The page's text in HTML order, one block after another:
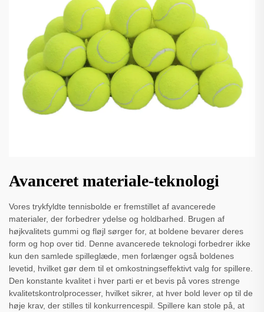
Avanceret materiale-teknologi
Vores trykfyldte tennisbolde er fremstillet af avancerede
materialer, der forbedrer ydelse og holdbarhed. Brugen af ​​
højkvalitets gummi og fløjl sørger for, at boldene bevarer deres
form og hop over tid. Denne avancerede teknologi forbedrer ikke
kun den samlede spilleglæde, men forlænger også boldenes
levetid, hvilket gør dem til et omkostningseffektivt valg for spillere.
Den konstante kvalitet i hver parti er et bevis på vores strenge
kvalitetskontrolprocesser, hvilket sikrer, at hver bold lever op til de
høje krav, der stilles til konkurrencespil. Spillere kan stole på, at